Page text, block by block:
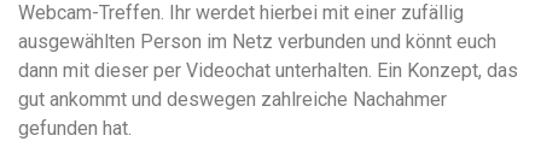
Webcam-Treffen. Ihr werdet hierbei mit einer zufällig
ausgewählten Person im Netz verbunden und könnt euch
dann mit dieser per Videochat unterhalten. Ein Konzept, das
gut ankommt und deswegen zahlreiche Nachahmer
gefunden hat.